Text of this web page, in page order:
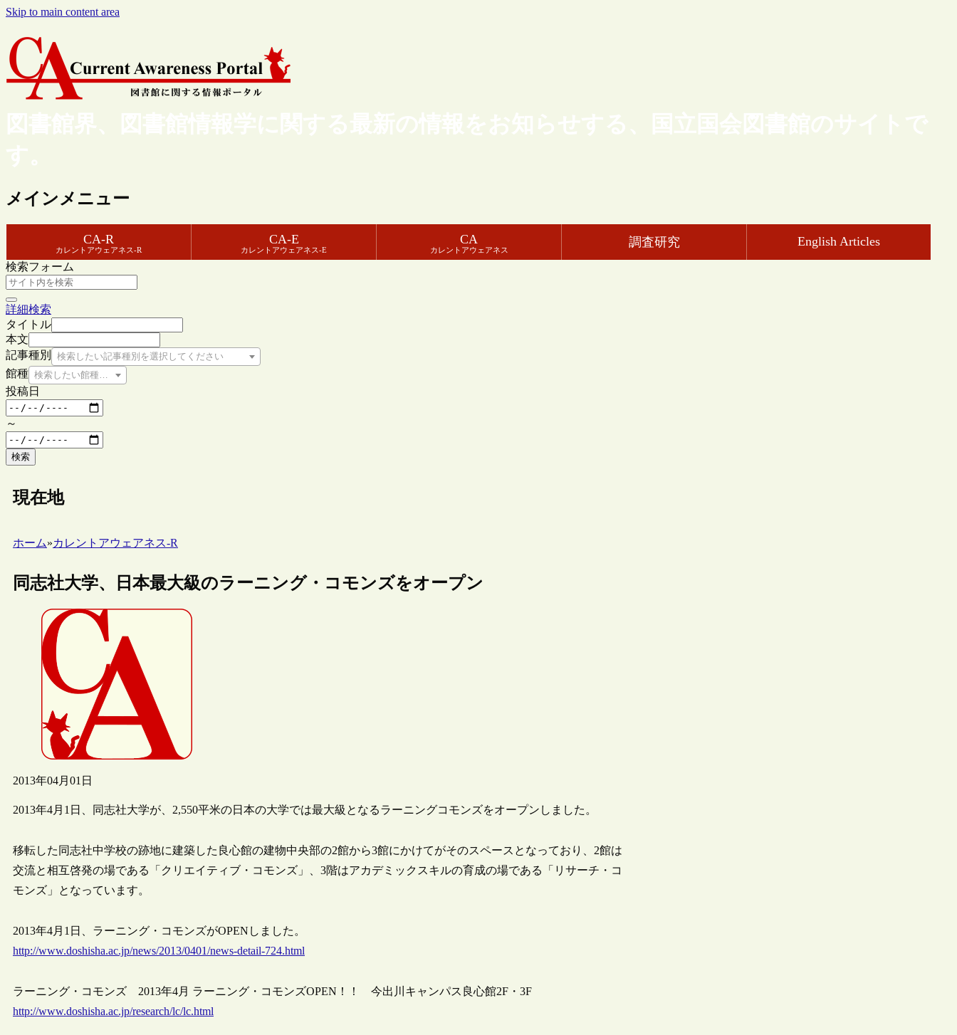
Skip to main content area
図書館界、図書館情報学に関する最新の情報をお知らせする、国立国会図書館のサイトで
す。
メインメニュー
CA-R
カレントアウェアネス-R
CA-E
カレントアウェアネス-E
CA
カレントアウェアネス
調査研究 English Articles
検索フォーム
詳細検索
タイトル
本文
記事種別
検索したい記事種別を選択してください
館種 検索したい館種を選択してください
投稿日
～
検索
現在地
ホーム»カレントアウェアネス-R
同志社大学、日本最大級のラーニング・コモンズをオープン
2013年04月01日
2013年4月1日、同志社大学が、2,550平米の日本の大学では最大級となるラーニングコモンズをオープンしました。
移転した同志社中学校の跡地に建築した良心館の建物中央部の2館から3館にかけてがそのスペースとなっており、2館は
交流と相互啓発の場である「クリエイティブ・コモンズ」、3階はアカデミックスキルの育成の場である「リサーチ・コ
モンズ」となっています。
2013年4月1日、ラーニング・コモンズがOPENしました。
http://www.doshisha.ac.jp/news/2013/0401/news-detail-724.html
ラーニング・コモンズ 2013年4月 ラーニング・コモンズOPEN！！ 今出川キャンパス良心館2F・3F
http://www.doshisha.ac.jp/research/lc/lc.html